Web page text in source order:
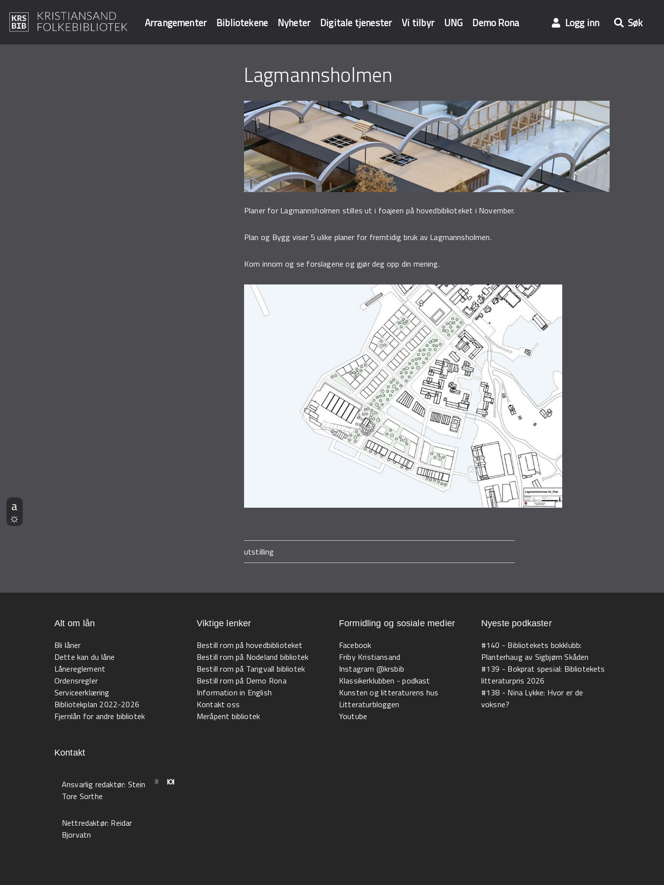
Arrangementer Bibliotekene Nyheter Digitale tjenester Vi tilbyr UNG Demo Rona Logg inn Søk
Lagmannsholmen
Planer for Lagmannsholmen stilles ut i foajeen på hovedbiblioteket i November.
Plan og Bygg viser 5 ulike planer for fremtidig bruk av Lagmannsholmen.
Kom innom og se forslagene og gjør deg opp din mening.
utstilling
Alt om lån
Bli låner
Dette kan du låne
Lånereglement
Ordensregler
Serviceerklæring
Bibliotekplan 2022-2026
Fjernlån for andre bibliotek
Viktige lenker
Bestill rom på hovedbiblioteket
Bestill rom på Nodeland bibliotek
Bestill rom på Tangvall bibliotek
Bestill rom på Demo Rona
Information in English
Kontakt oss
Meråpent bibliotek
Formidling og sosiale medier
Facebook
Friby Kristiansand
Instagram @krsbib
Klassikerklubben - podkast
Kunsten og litteraturens hus
Litteraturbloggen
Youtube
Nyeste podkaster
#140 - Bibliotekets bokklubb:
Planterhaug av Sigbjørn Skåden
#139 - Bokprat spesial: Bibliotekets
litteraturpris 2026
#138 - Nina Lykke: Hvor er de
voksne?
Kontakt
Ansvarlig redaktør: Stein
Tore Sorthe
Nettredaktør: Reidar
Bjorvatn